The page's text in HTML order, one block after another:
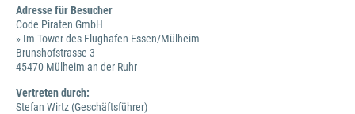
Adresse für Besucher
Code Piraten GmbH
» Im Tower des Flughafen Essen/Mülheim
Brunshofstrasse 3
45470 Mülheim an der Ruhr
Vertreten durch:
Stefan Wirtz (Geschäftsführer)